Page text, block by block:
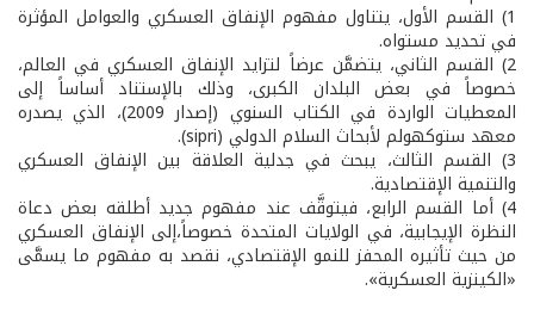
1) القسم الأول، يتناول مفهوم الإنفاق العسكري والعوامل المؤثرة
في تحديد مستواه.
2) القسم الثاني، يتضمَّن عرضاً لتزايد الإنفاق العسكري في العالم،
خصوصاً في بعض البلدان الكبرى، وذلك بالإستناد أساساً إلى
المعطيات الواردة في الكتاب السنوي (إصدار 2009)، الذي يصدره
معهد ستوكهولم لأبحاث السلام الدولي (sipri).
3) القسم الثالث، يبحث في جدلية العلاقة بين الإنفاق العسكري
والتنمية الإقتصادية.
4) أما القسم الرابع، فيتوقَّف عند مفهوم جديد أطلقه بعض دعاة
النظرة الإيجابية، في الولايات المتحدة خصوصاً،إلى الإنفاق العسكري
من حيث تأثيره المحفز للنمو الإقتصادي، نقصد به مفهوم ما يسمَّى
«الكينزية العسكرية».